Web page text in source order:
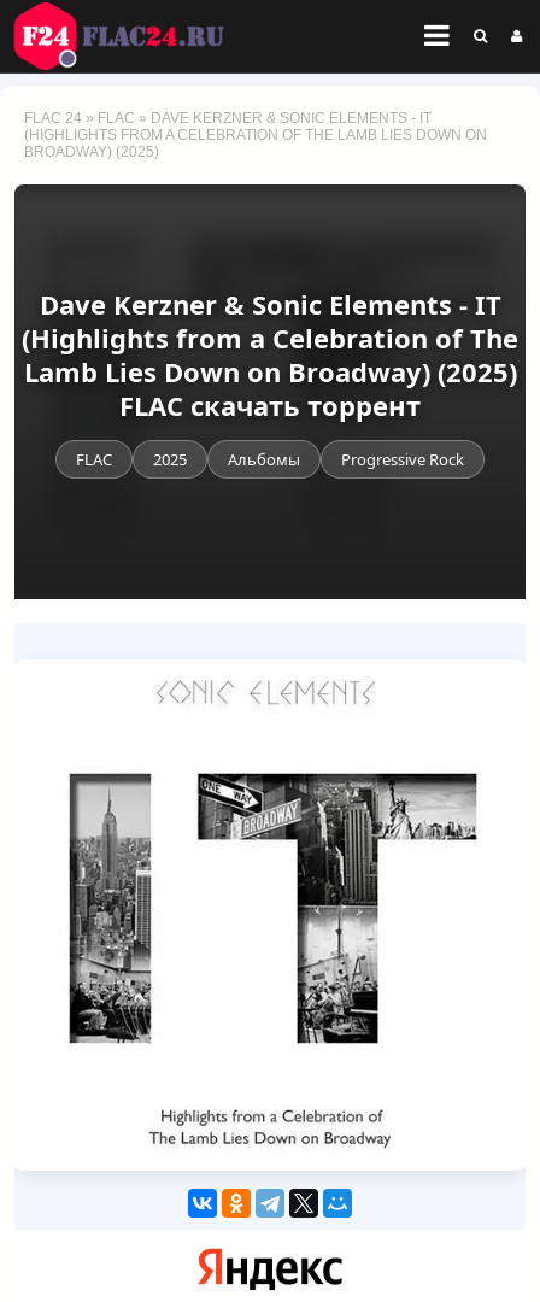
FLAC 24 » FLAC » DAVE KERZNER & SONIC ELEMENTS - IT
(HIGHLIGHTS FROM A CELEBRATION OF THE LAMB LIES DOWN ON
BROADWAY) (2025)
Dave Kerzner & Sonic Elements - IT
(Highlights from a Celebration of The
Lamb Lies Down on Broadway) (2025)
FLAC скачать торрент
FLAC 2025 Альбомы Progressive Rock